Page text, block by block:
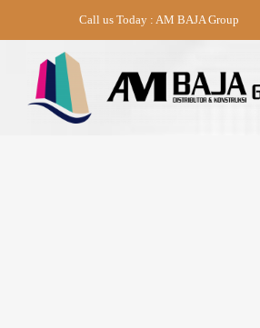
Call us Today : AM BAJA Group